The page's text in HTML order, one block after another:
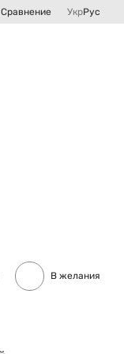
Сравнение УкрРус
В желания